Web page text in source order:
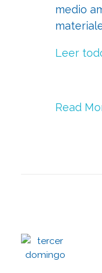
medio
Leer
Read